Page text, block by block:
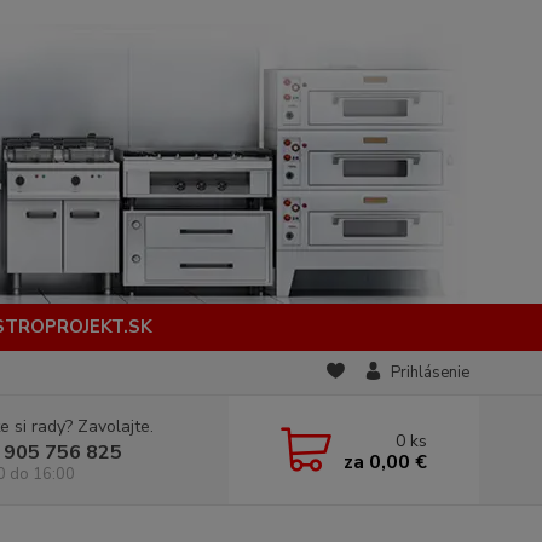
Prihlásenie
si rady? Zavolajte.
756 825
do 16:00
0 ks
za 0,00 €